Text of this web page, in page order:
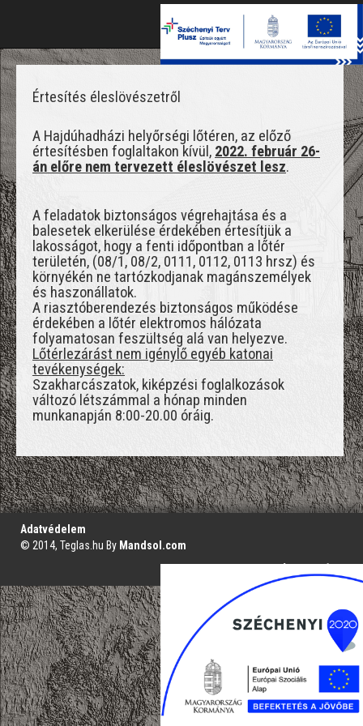
Értesítés éleslövészetről
A Hajdúhadházi helyőrségi lőtéren, az előző
értesítésben foglaltakon kívül, 2022. február 26-
án előre nem tervezett éleslövészet lesz.
A feladatok biztonságos végrehajtása és a
balesetek elkerülése érdekében értesítjük a
lakosságot, hogy a fenti időpontban a lőtér
területén, (08/1, 08/2, 0111, 0112, 0113 hrsz) és
környékén ne tartózkodjanak magánszemélyek
és haszonállatok.
A riasztóberendezés biztonságos működése
érdekében a lőtér elektromos hálózata
folyamatosan feszültség alá van helyezve.
Lőtérlezárást nem igénylő egyéb katonai
tevékenységek:
Szakharcászatok, kiképzési foglalkozások
változó létszámmal a hónap minden
munkanapján 8:00-20.00 óráig.
';
Adatvédelem
© 2014, Teglas.hu By Mandsol.com